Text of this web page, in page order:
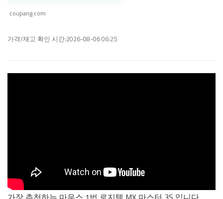
coupang.com
가격/재고 확인 시간:2026-08-06 06:25